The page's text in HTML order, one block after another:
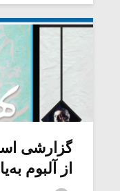
گزارشی
از آلبوم